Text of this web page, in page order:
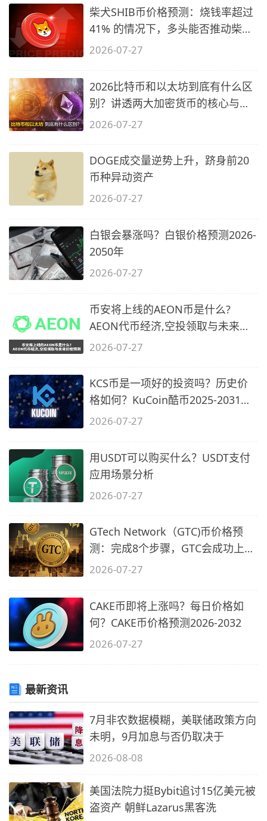
柴犬SHIB币价格预测：烧钱率超过
41% 的情况下，多头能否推动柴犬
价格
2026-07-27
2026比特币和以太坊到底有什么区
别？讲透两大加密货币的核心与陷
阱
2026-07-27
DOGE成交量逆势上升，跻身前20
币种异动资产
2026-07-27
白银会暴涨吗？白银价格预测2026-
2050年
2026-07-27
币安将上线的AEON币是什么?
AEON代币经济,空投领取与未来价
格预测
2026-07-27
KCS币是一项好的投资吗？历史价
格如何？KuCoin酷币2025-2031年
价格预测
2026-07-27
用USDT可以购买什么？USDT支付
应用场景分析
2026-07-27
GTech Network（GTC)币价格预
测：完成8个步骤，GTC会成功上市
吗？
2026-07-27
CAKE币即将上涨吗？每日价格如
何？CAKE币价格预测2026-2032
2026-07-27
最新资讯
7月非农数据模糊，美联储政策方向
未明，9月加息与否仍取决于
2026-08-08
美国法院力挺Bybit追讨15亿美元被
盗资产 朝鲜Lazarus黑客洗